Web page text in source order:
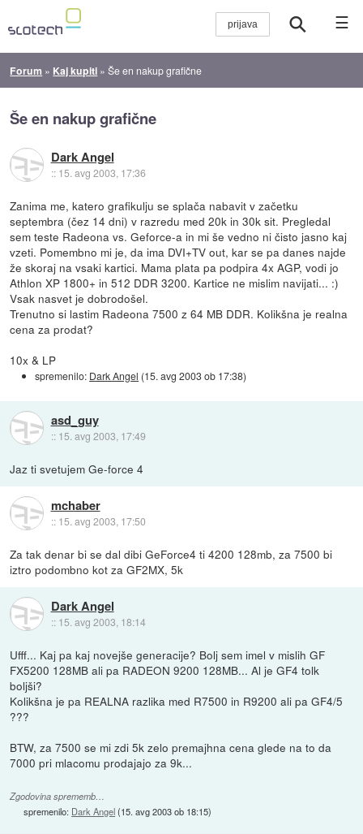
☰
Forum » Kaj kupiti »Še en nakup grafične
Še en nakup grafične
Dark Angel
:: 15. avg 2003, 17:36
Zanima me, katero grafikulju se splača nabavit v začetku
septembra (čez 14 dni) v razredu med 20k in 30k sit. Pregledal
sem teste Radeona vs. Geforce-a in mi še vedno ni čisto jasno kaj
vzeti. Pomembno mi je, da ima DVI+TV out, kar se pa danes najde
že skoraj na vsaki kartici. Mama plata pa podpira 4x AGP, vodi jo
Athlon XP 1800+ in 512 DDR 3200. Kartice ne mislim navijati... :)
Vsak nasvet je dobrodošel.
Trenutno si lastim Radeona 7500 z 64 MB DDR. Kolikšna je realna
cena za prodat?
10x & LP
spremenilo: Dark Angel (15. avg 2003 ob 17:38)
asd_guy
:: 15. avg 2003, 17:49
Jaz ti svetujem Ge-force 4
mchaber
:: 15. avg 2003, 17:50
Za tak denar bi se dal dibi GeForce4 ti 4200 128mb, za 7500 bi
iztro podombno kot za GF2MX, 5k
Dark Angel
:: 15. avg 2003, 18:14
Ufff... Kaj pa kaj novejše generacije? Bolj sem imel v mislih GF
FX5200 128MB ali pa RADEON 9200 128MB... Al je GF4 tolk
boljši?
Kolikšna je pa REALNA razlika med R7500 in R9200 ali pa GF4/5
???
BTW, za 7500 se mi zdi 5k zelo premajhna cena glede na to da
7000 pri mlacomu prodajajo za 9k...
Zgodovina sprememb…
spremenilo: Dark Angel(15. avg 2003 ob 18:15)